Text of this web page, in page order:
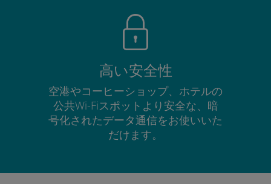
高い安全性
空港やコーヒーショップ、ホテルの
公共Wi-Fiスポットより安全な、暗
号化されたデータ通信をお使いいた
だけます。